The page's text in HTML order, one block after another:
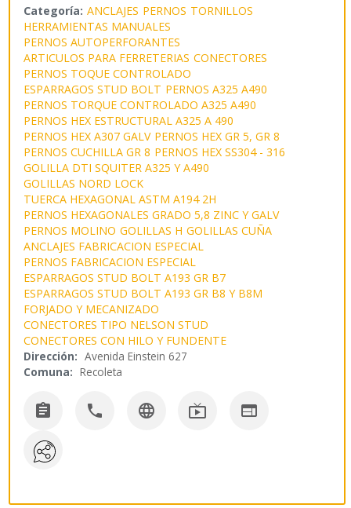
Categoría: ANCLAJES PERNOS TORNILLOS
HERRAMIENTAS MANUALES
PERNOS AUTOPERFORANTES
ARTICULOS PARA FERRETERIAS CONECTORES
PERNOS TOQUE CONTROLADO
ESPARRAGOS STUD BOLT PERNOS A325 A490
PERNOS TORQUE CONTROLADO A325 A490
PERNOS HEX ESTRUCTURAL A325 A 490
PERNOS HEX A307 GALV PERNOS HEX GR 5, GR 8
PERNOS CUCHILLA GR 8 PERNOS HEX SS304 - 316
GOLILLA DTI SQUITER A325 Y A490
GOLILLAS NORD LOCK
TUERCA HEXAGONAL ASTM A194 2H
PERNOS HEXAGONALES GRADO 5,8 ZINC Y GALV
PERNOS MOLINO GOLILLAS H GOLILLAS CUÑA
ANCLAJES FABRICACION ESPECIAL
PERNOS FABRICACION ESPECIAL
ESPARRAGOS STUD BOLT A193 GR B7
ESPARRAGOS STUD BOLT A193 GR B8 Y B8M
FORJADO Y MECANIZADO
CONECTORES TIPO NELSON STUD
CONECTORES CON HILO Y FUNDENTE
Dirección: Avenida Einstein 627
Comuna: Recoleta
    